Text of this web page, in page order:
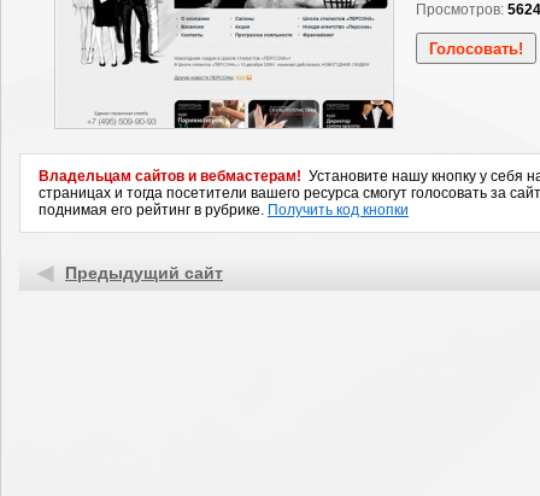
Просмотров: 5624
Владельцам сайтов и вебмастерам! Установите нашу кнопку у себя
страницах и тогда посетители вашего ресурса смогут голосовать за
поднимая его рейтинг в рубрике. Получить код кнопки
Предыдущий сайт